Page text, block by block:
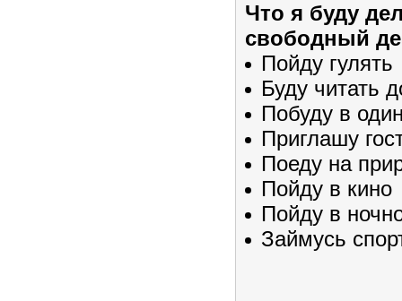
Что я буду
свободный
Пойду гулять
Буду читать
Побуду в
Приглашу
Поеду на
Пойду в кино
Пойду в
Займусь